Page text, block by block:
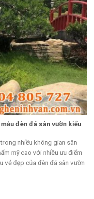
đèn đá sân vườn kiểu
nhiều không gian sân
mỹ cao với nhiều ưu điểm
vẻ đẹp của đèn đá sân vườn